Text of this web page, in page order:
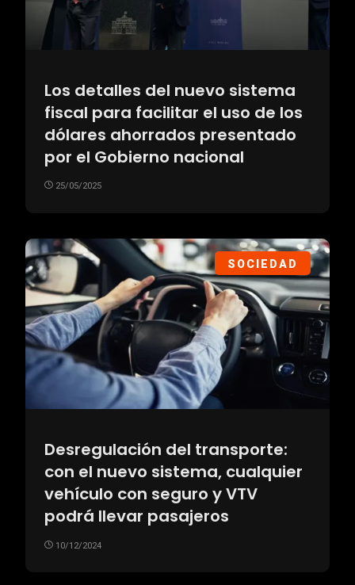
Los detalles del nuevo sistema
fiscal para facilitar el uso de los
dólares ahorrados presentado
por el Gobierno nacional
25/05/2025
SOCIEDAD
Desregulación del transporte:
con el nuevo sistema, cualquier
vehículo con seguro y VTV
podrá llevar pasajeros
10/12/2024